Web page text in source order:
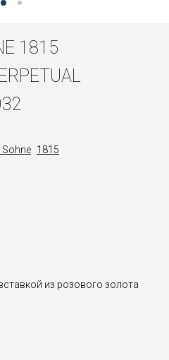
1815
Sohne 1815
из розового золота